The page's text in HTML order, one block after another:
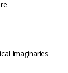
Imaginaries